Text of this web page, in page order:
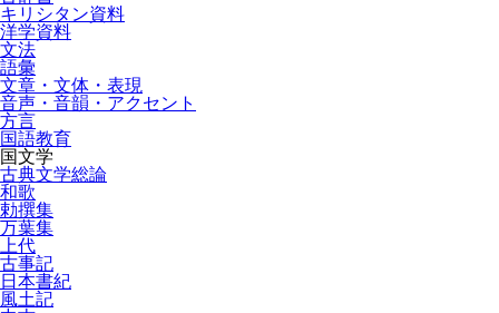
キリシタン資料
洋学資料
文法
語彙
文章・文体・表現
音声・音韻・アクセント
方言
国語教育
国文学
古典文学総論
和歌
勅撰集
万葉集
上代
古事記
日本書紀
風土記